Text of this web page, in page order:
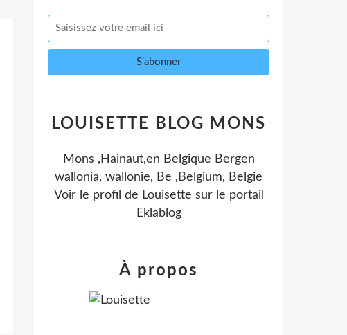
LOUISETTE BLOG MONS
Mons ,Hainaut,en Belgique Bergen
wallonia, wallonie, Be ,Belgium, Belgie
Voir le profil de Louisette sur le portail
Eklablog
À propos